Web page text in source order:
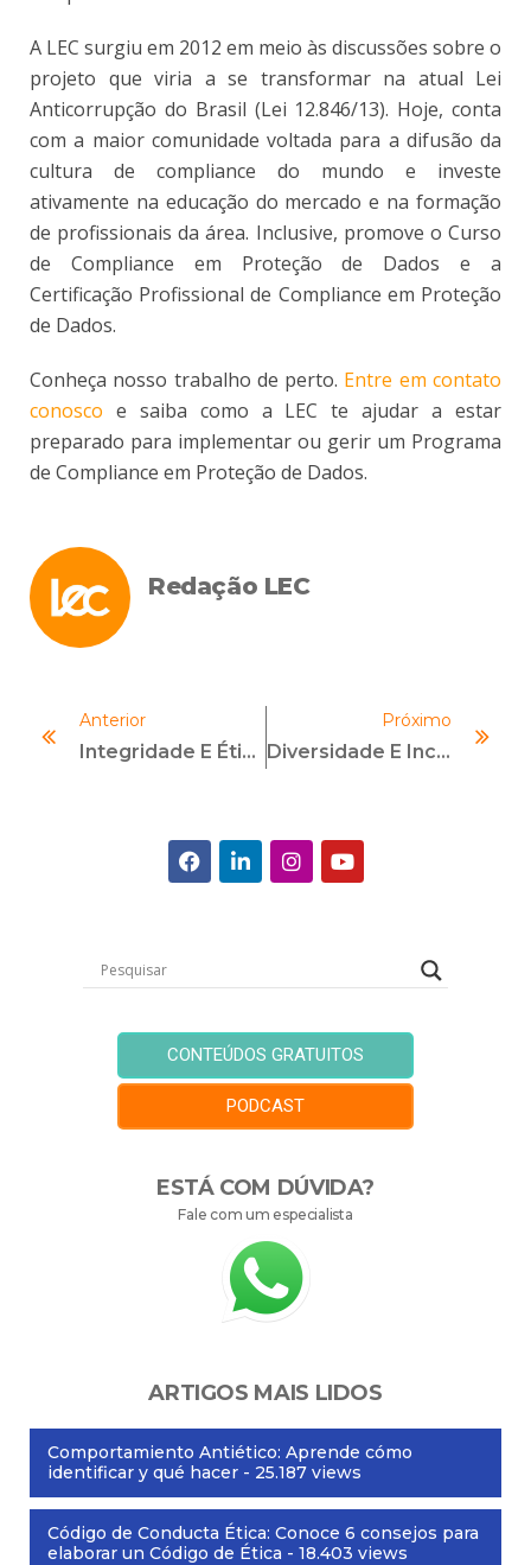
A LEC surgiu em 2012 em meio às discussões sobre o
projeto que viria a se transformar na atual Lei
Anticorrupção do Brasil (Lei 12.846/13). Hoje, conta
com a maior comunidade voltada para a difusão da
cultura de compliance do mundo e investe
ativamente na educação do mercado e na formação
de profissionais da área. Inclusive, promove o Curso
de Compliance em Proteção de Dados e a
Certificação Profissional de Compliance em Proteção
de Dados.
Conheça nosso trabalho de perto. Entre em contato
conosco e saiba como a LEC te ajudar a estar
preparado para implementar ou gerir um Programa
de Compliance em Proteção de Dados.
Redação LEC
Anterior
Integridade E Ética Para Além De Certificações
Próximo
Diversidade E Inclusão No Compliance: Como Implementar?
CONTEÚDOS GRATUITOS
PODCAST
ESTÁ COM DÚVIDA?
Fale com um especialista
ARTIGOS MAIS LIDOS
Comportamiento Antiético: Aprende cómo
identificar y qué hacer - 25.187 views
Código de Conducta Ética: Conoce 6 consejos para
elaborar un Código de Ética - 18.403 views